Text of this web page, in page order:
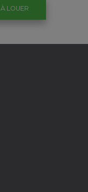
À LOUER